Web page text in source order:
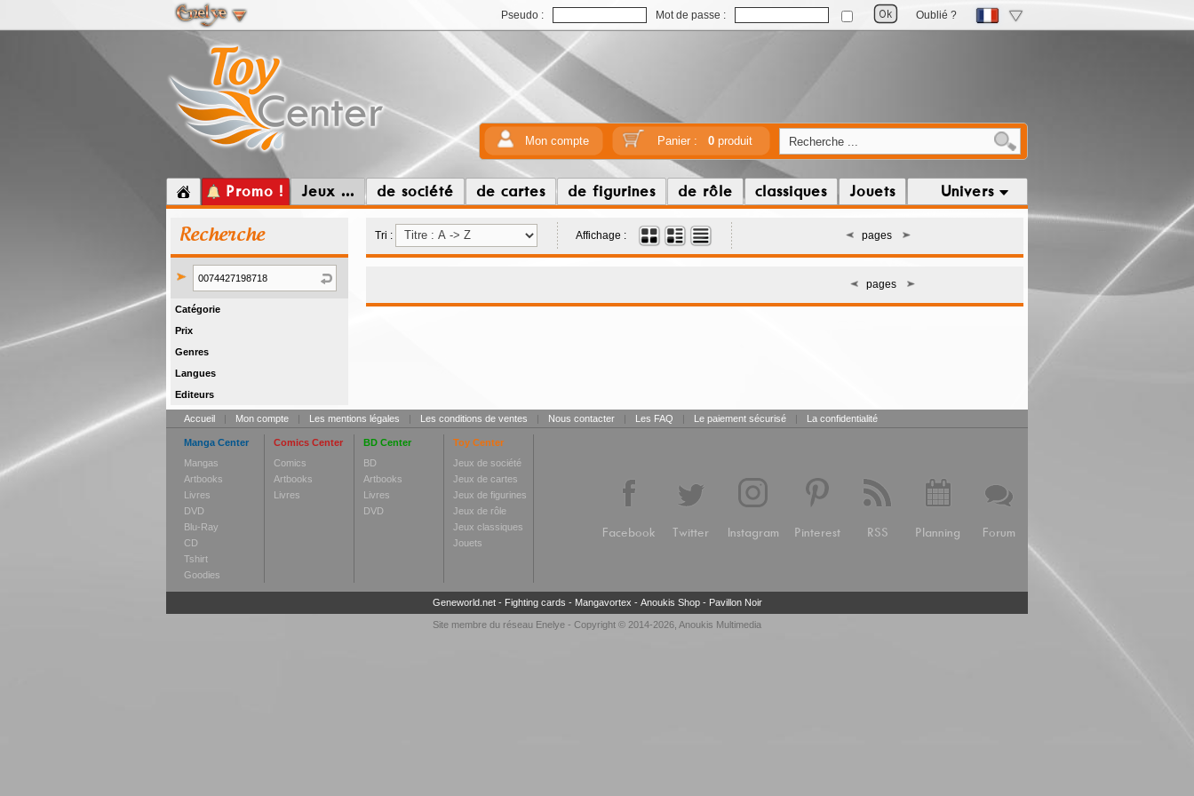
Pseudo : Mot de passe : Oublié ?
Mon compte Panier : 0produit
Promo ! Jeux ... de société de cartes de figurines de rôle classiques Jouets Univers
Recherche
Catégorie
Prix
Genres
Langues
Editeurs
Tri : Affichage : pages
pages
Accueil | Mon compte | Les mentions légales | Les conditions de ventes | Nous contacter | Les FAQ | Le paiement sécurisé | La confidentialité
Manga Center
Mangas
Artbooks
Livres
DVD
Blu-Ray
CD
Tshirt
Goodies
Comics Center
Comics
Artbooks
Livres
BD Center
BD
Artbooks
Livres
DVD
Toy Center
Jeux de société
Jeux de cartes
Jeux de figurines
Jeux de rôle
Jeux classiques
Jouets
Facebook Twitter Instagram Pinterest RSS Planning Forum
Geneworld.net- Fighting cards - Mangavortex - Anoukis Shop- Pavillon Noir
Site membre du réseau Enelye - Copyright © 2014-2026, Anoukis Multimedia